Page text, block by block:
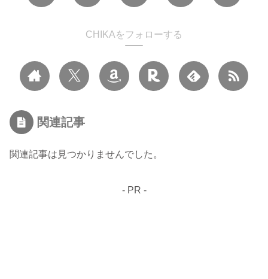
CHIKAをフォローする
関連記事
関連記事は見つかりませんでした。
- PR -